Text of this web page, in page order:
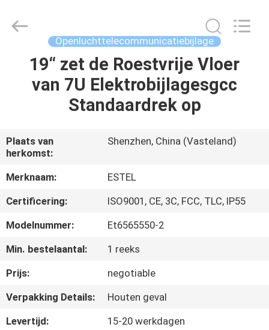
HUIS
PRODUCTEN
ONGEVEER
ONS
FABRIEKSREIS
CONTACTEER
ONS
TECHNOLOGY
Openluchttelecommunicatiebijlage
19“ zet de Roestvrije Vloer
van 7U Elektrobijlagesgcc
Standaardrek op
Plaats van
herkomst:
Shenzhen, China (Vasteland)
Merknaam:
ESTEL
Certificering:
ISO9001, CE, 3C, FCC, TLC, IP55
Modelnummer:
Et6565550-2
Min. bestelaantal:
1 reeks
Prijs:
negotiable
Verpakking Details:
Houten geval
Levertijd:
15-20 werkdagen